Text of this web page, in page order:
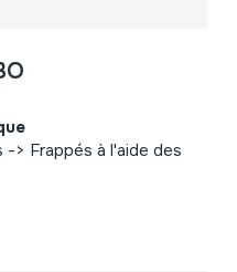
> Frappés à l'aide des